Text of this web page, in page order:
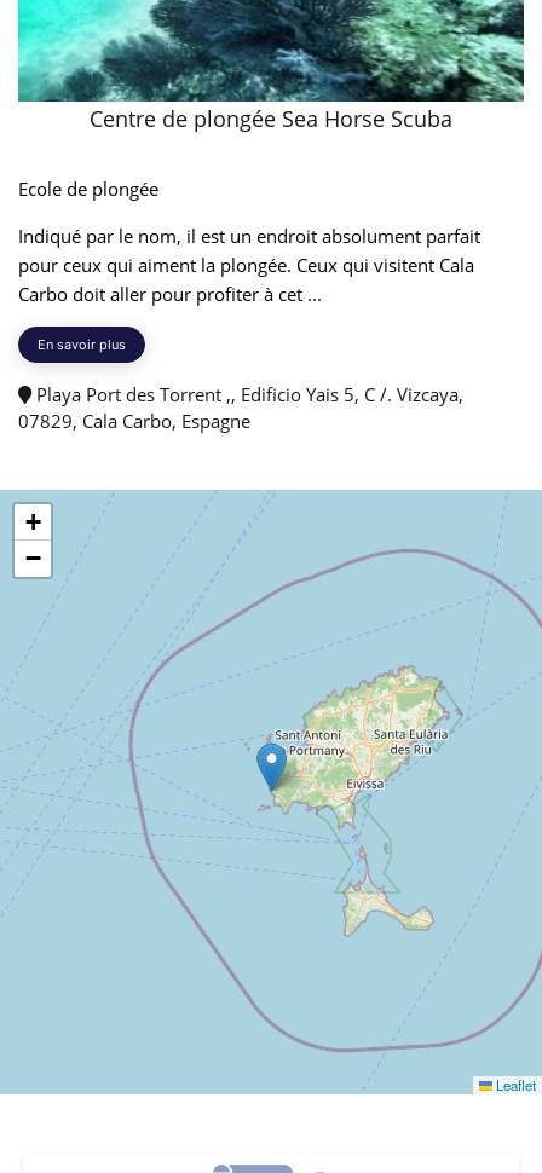
Centre de plongée Sea Horse Scuba
Ecole de plongée
Indiqué par le nom, il est un endroit absolument parfait
pour ceux qui aiment la plongée. Ceux qui visitent Cala
Carbo doit aller pour profiter à cet ...
En savoir plus
Playa Port des Torrent ,, Edificio Yais 5, C /. Vizcaya,
07829, Cala Carbo, Espagne
+
−
Leaflet